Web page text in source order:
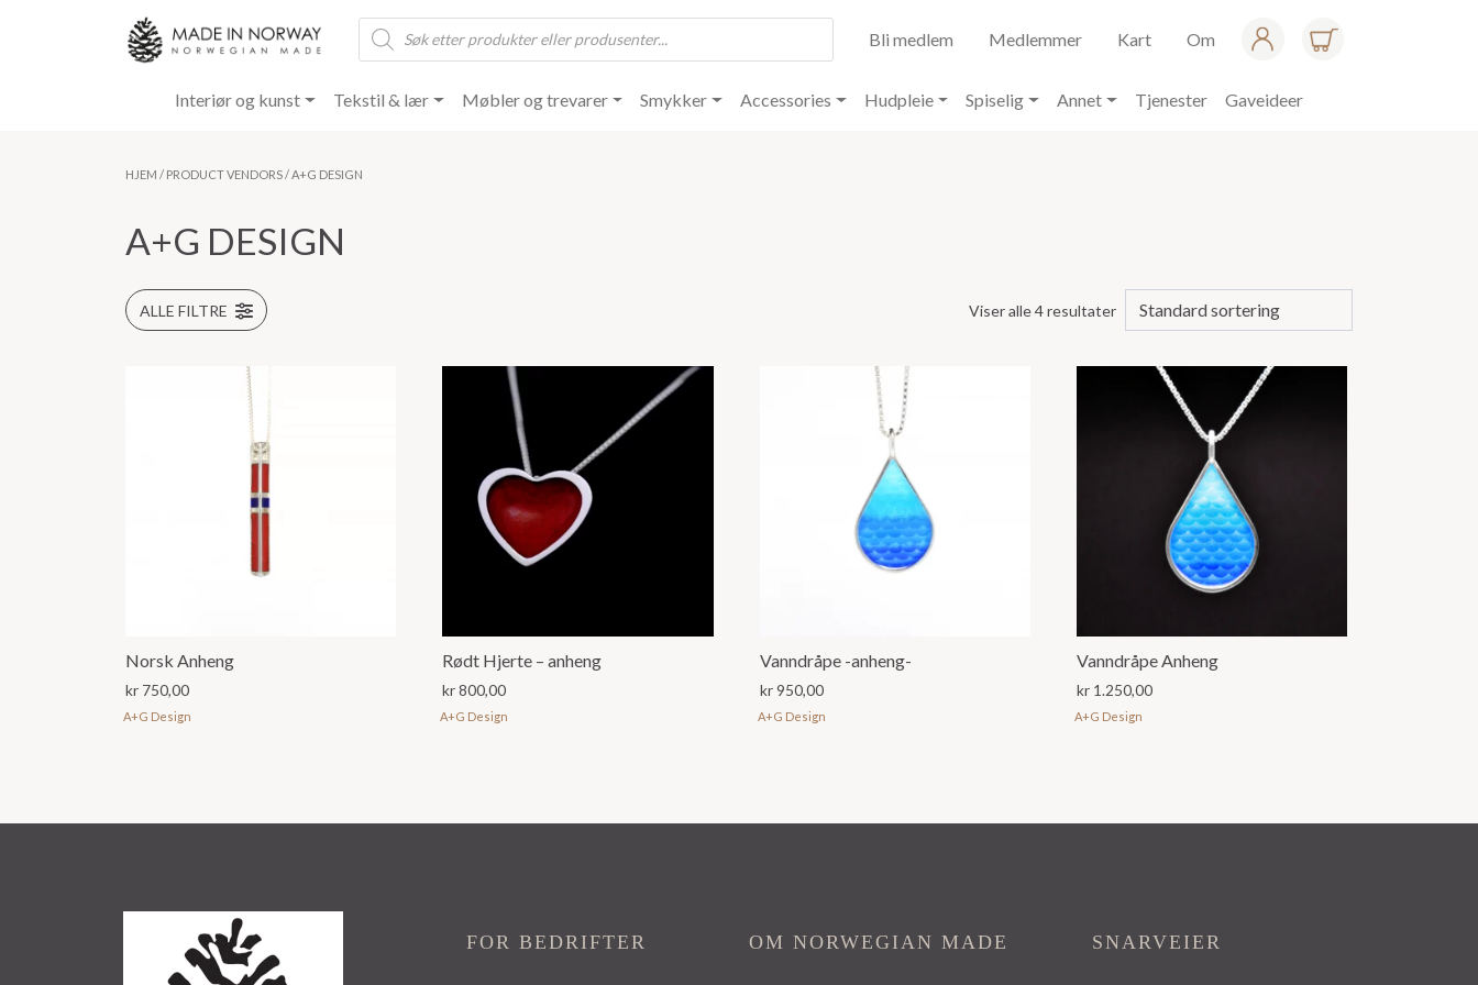
Products
search
Bli medlem Medlemmer Kart Om
Interiør og kunst Tekstil & lær Møbler og trevarer Smykker Accessories Hudpleie Spiselig Annet Tjenester Gaveideer
HJEM / PRODUCT VENDORS / A+G DESIGN
A+G DESIGN
ALLE FILTRE Viser alle 4 resultater
Norsk Anheng
kr 750,00
A+G Design
Rødt Hjerte – anheng
kr800,00
A+G Design
Vanndråpe -anheng-
kr950,00
A+G Design
Vanndråpe Anheng
kr 1.250,00
A+G Design
FOR BEDRIFTER OM NORWEGIAN MADE SNARVEIER